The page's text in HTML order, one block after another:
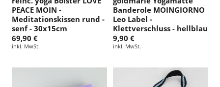
PEACE MOIN -
Meditationskissen rund -
senf - 30x15cm
69,90 €
inkl. MwSt.
Banderole MOINGIORNO
Leo Label -
Klettverschluss - hellblau
9,90 €
inkl. MwSt.